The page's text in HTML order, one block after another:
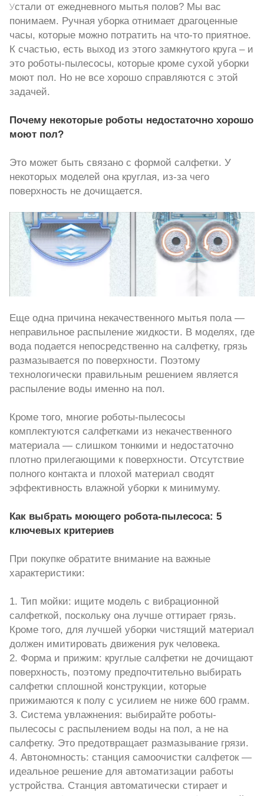
Устали от ежедневного мытья полов? Мы вас
понимаем. Ручная уборка отнимает драгоценные
часы, которые можно потратить на что-то приятное.
К счастью, есть выход из этого замкнутого круга – и
это роботы-пылесосы, которые кроме сухой уборки
моют пол. Но не все хорошо справляются с этой
задачей.
Почему некоторые роботы недостаточно хорошо
моют пол?
Это может быть связано с формой салфетки. У
некоторых моделей она круглая, из-за чего
поверхность не дочищается.
Еще одна причина некачественного мытья пола —
неправильное распыление жидкости. В моделях, где
вода подается непосредственно на салфетку, грязь
размазывается по поверхности. Поэтому
технологически правильным решением является
распыление воды именно на пол.
Кроме того, многие роботы-пылесосы
комплектуются салфетками из некачественного
материала — слишком тонкими и недостаточно
плотно прилегающими к поверхности. Отсутствие
полного контакта и плохой материал сводят
эффективность влажной уборки к минимуму.
Как выбрать моющего робота-пылесоса: 5
ключевых критериев
При покупке обратите внимание на важные
характеристики:
1. Тип мойки: ищите модель с вибрационной
салфеткой, поскольку она лучше оттирает грязь.
Кроме того, для лучшей уборки чистящий материал
должен имитировать движения рук человека.
2. Форма и прижим: круглые салфетки не дочищают
поверхность, поэтому предпочтительно выбирать
салфетки сплошной конструкции, которые
прижимаются к полу с усилием не ниже 600 грамм.
3. Система увлажнения: выбирайте роботы-
пылесосы с распылением воды на пол, а не на
салфетку. Это предотвращает размазывание грязи.
4. Автономность: станция самоочистки салфеток —
идеальное решение для автоматизации работы
устройства. Станция автоматически стирает и